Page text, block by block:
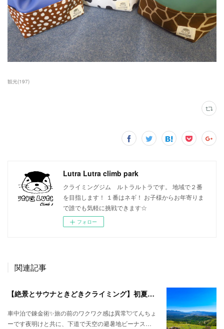
観光(197)
Lutra Lutra climb park
クライミングジム ルトラルトラです。 地域で２番
を目指します！ １番はネギ！ お子様からお年寄りま
で誰でも気軽に挑戦できます☆
フォロー
関連記事
【絶景とサウナときどきクライミング】初夏の信州ひとり旅⛅
車中泊で錬金術✨旅の前のワクワク感は異常💘てんちょ
ーです夜明けと共に、下道で天空の避暑地ビーナス…